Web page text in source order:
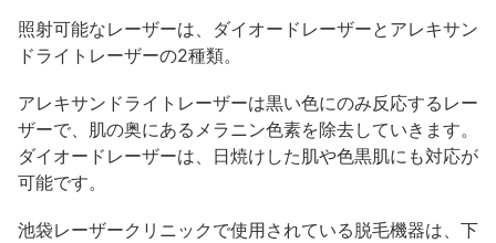
照射可能なレーザーは、ダイオードレーザーとアレキサン
ドライトレーザーの2種類。
アレキサンドライトレーザーは黒い色にのみ反応するレー
ザーで、肌の奥にあるメラニン色素を除去していきます。
ダイオードレーザーは、日焼けした肌や色黒肌にも対応が
可能です。
池袋レーザークリニックで使用されている脱毛機器は、下